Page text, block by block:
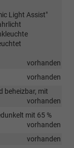
Light Assist"
vorhanden
vorhanden
beheizbar, mit
vorhanden
mit 65 %
vorhanden
vorhanden